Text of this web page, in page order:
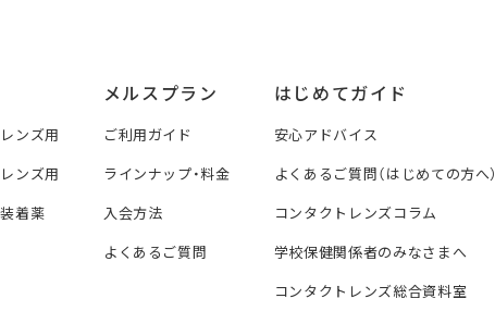
ンズ用
ンズ用
着薬
メルスプラン
ご利用ガイド
ラインナップ・料金
入会方法
よくあるご質問
はじめてガイド
安心アドバイス
よくあるご質問（はじめての方へ）
コンタクトレンズコラム
学校保健関係者のみなさまへ
コンタクトレンズ総合資料室